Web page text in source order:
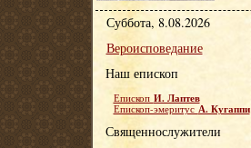
Суббота, 8.08.2026
Вероисповедание
Наш епископ
Епископ И. Лаптев
Епископ-эмеритус А. Кугаппи
Священнослужители